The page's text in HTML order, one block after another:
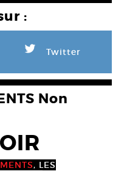
:
L Twitter
Non
, LES